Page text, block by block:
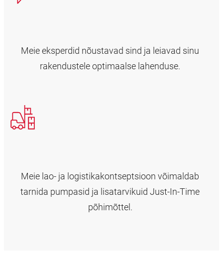
Meie eksperdid nõustavad sind ja leiavad sinu
rakendustele optimaalse lahenduse.
Meie lao- ja logistikakontseptsioon võimaldab
tarnida pumpasid ja lisatarvikuid Just-In-Time
põhimõttel.